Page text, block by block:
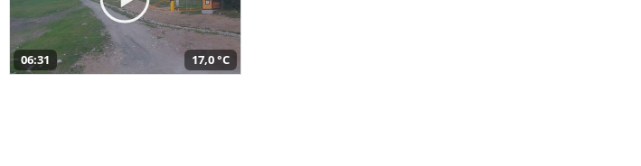
06:31 17,0 °C